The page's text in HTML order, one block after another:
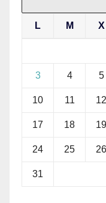
L M X
3 4 5
10 11 12
17 18 19
24 25 26
31